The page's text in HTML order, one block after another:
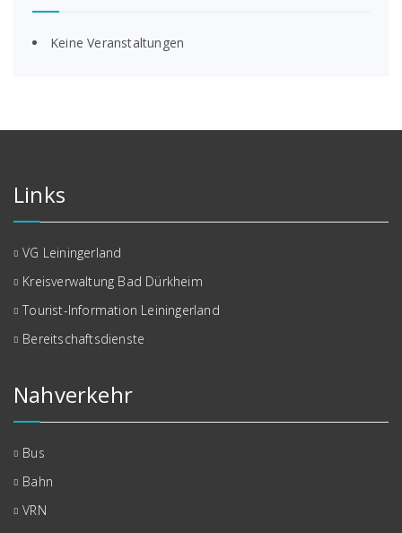
Keine Veranstaltungen
Links
VG Leiningerland
Kreisverwaltung Bad Dürkheim
Tourist-Information Leiningerland
Bereitschaftsdienste
Nahverkehr
Bus
Bahn
VRN